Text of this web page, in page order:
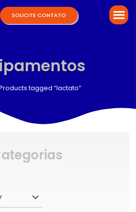
SOLICITE CONTATO
tagged “lactato”